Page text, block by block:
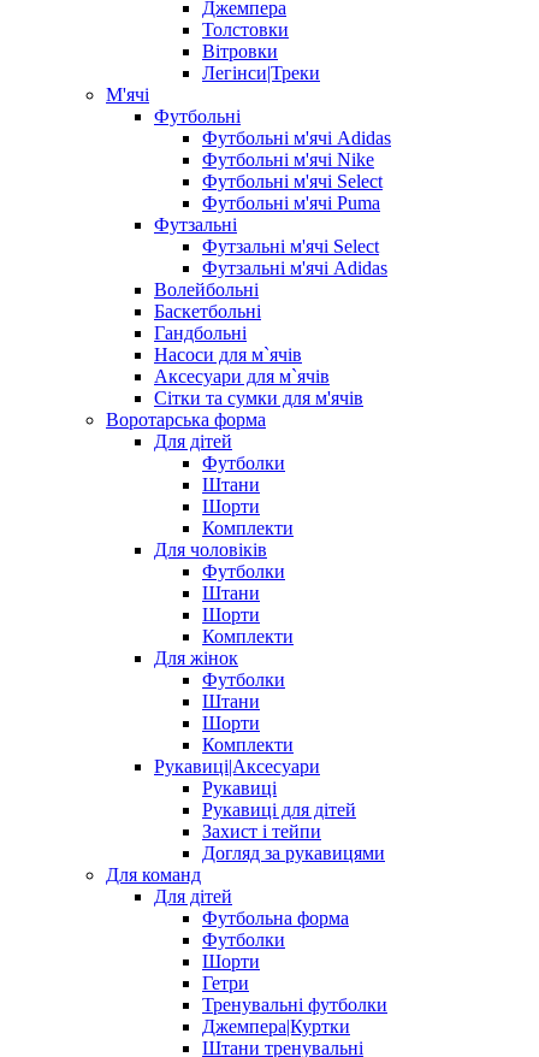
Джемпера
Толстовки
Вітровки
Легінси|Треки
М'ячі
Футбольні
Футбольні м'ячі Adidas
Футбольні м'ячі Nike
Футбольні м'ячі Select
Футбольні м'ячі Puma
Футзальні
Футзальні м'ячі Select
Футзальні м'ячі Adidas
Волейбольні
Баскетбольні
Гандбольні
Насоси для м`ячів
Аксесуари для м`ячів
Сітки та сумки для м'ячів
Воротарська форма
Для дітей
Футболки
Штани
Шорти
Комплекти
Для чоловіків
Футболки
Штани
Шорти
Комплекти
Для жінок
Футболки
Штани
Шорти
Комплекти
Рукавиці|Аксесуари
Рукавиці
Рукавиці для дітей
Захист і тейпи
Догляд за рукавицями
Для команд
Для дітей
Футбольна форма
Футболки
Шорти
Гетри
Тренувальні футболки
Джемпера|Куртки
Штани тренувальні